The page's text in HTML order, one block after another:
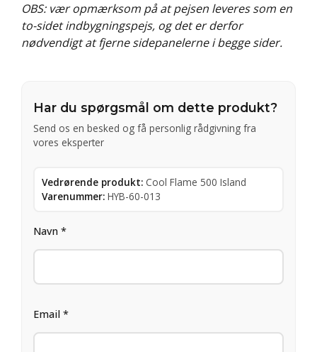
OBS: vær opmærksom på at pejsen leveres som en
to-sidet indbygningspejs, og det er derfor
nødvendigt at fjerne sidepanelerne i begge sider.
Har du spørgsmål om dette produkt?
Send os en besked og få personlig rådgivning fra
vores eksperter
Vedrørende produkt: Cool Flame 500 Island
Varenummer: HYB-60-013
Navn *
Email *